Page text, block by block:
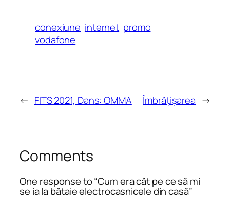
conexiune internet promo
vodafone
← FITS 2021, Dans: OMMA Îmbrățișarea →
Comments
One response to “Cum era cât pe ce să mi
se ia la bătaie electrocasnicele din casă”